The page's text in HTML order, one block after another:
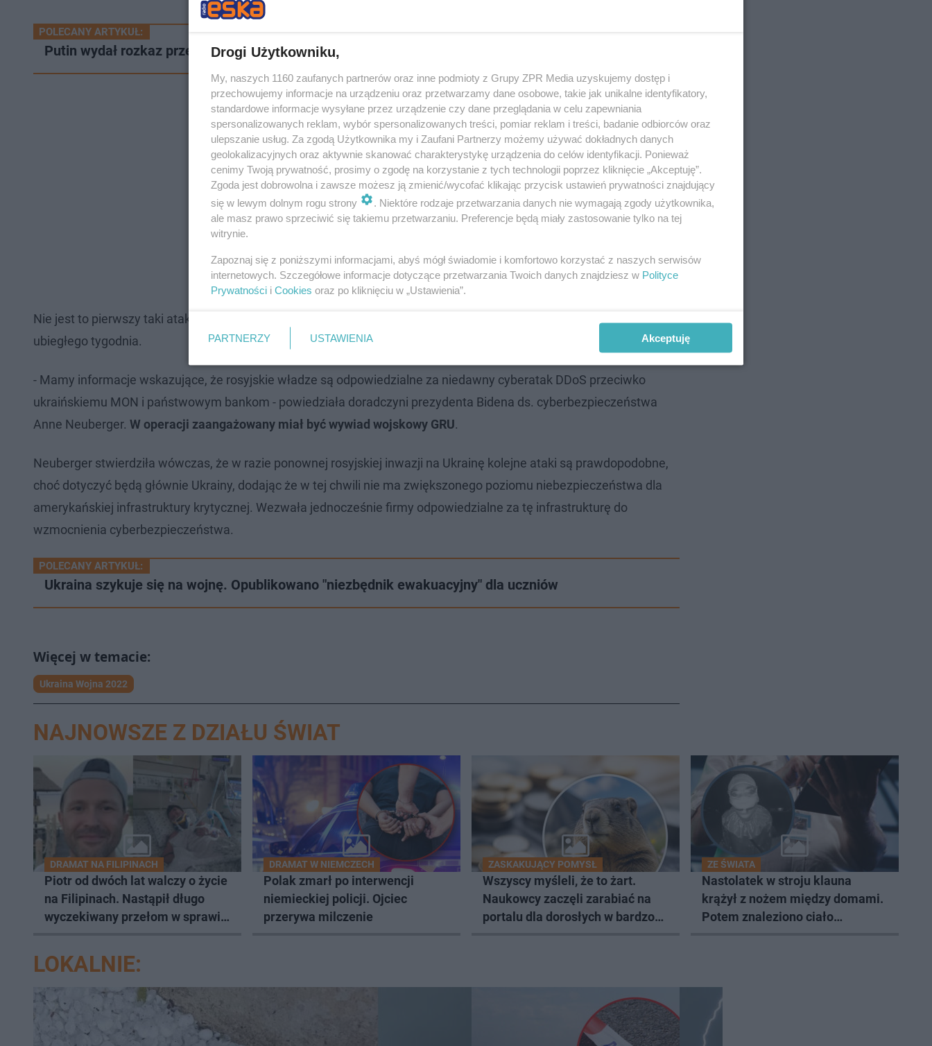
POLECANY ARTYKUŁ:
Putin wydał rozkaz przeprowadzenia operacji militarnej. Pod Kijowem słychać str…
Nie jest to pierwszy taki atak w ciągu ostatnich dni. Zmasowany cyberatak przeprowadzony został pod koniec
ubiegłego tygodnia.
- Mamy informacje wskazujące, że rosyjskie władze są odpowiedzialne za niedawny cyberatak DDoS przeciwko
ukraińskiemu MON i państwowym bankom - powiedziała doradczyni prezydenta Bidena ds. cyberbezpieczeństwa
Anne Neuberger. W operacji zaangażowany miał być wywiad wojskowy GRU.
Neuberger stwierdziła wówczas, że w razie ponownej rosyjskiej inwazji na Ukrainę kolejne ataki są prawdopodobne,
choć dotyczyć będą głównie Ukrainy, dodając że w tej chwili nie ma zwiększonego poziomu niebezpieczeństwa dla
amerykańskiej infrastruktury krytycznej. Wezwała jednocześnie firmy odpowiedzialne za tę infrastrukturę do
wzmocnienia cyberbezpieczeństwa.
POLECANY ARTYKUŁ:
Ukraina szykuje się na wojnę. Opublikowano "niezbędnik ewakuacyjny" dla uczniów
Ukraina Wojna 2022
NAJNOWSZE Z DZIAŁU ŚWIAT
DRAMAT NA FILIPINACH
Piotr od dwóch lat walczy o życie
na Filipinach. Nastąpił długo
wyczekiwany przełom w sprawie
DRAMAT W NIEMCZECH
Polak zmarł po interwencji
niemieckiej policji. Ojciec
przerywa milczenie
ZASKAKUJĄCY POMYSŁ
Wszyscy myśleli, że to żart.
Naukowcy zaczęli zarabiać na
portalu dla dorosłych w bardzo
ZE ŚWIATA
Nastolatek w stroju klauna
krążył z nożem między domami.
Potem znaleziono ciało
LOKALNIE:
Drogi Użytkowniku,
My, naszych 1160 zaufanych partnerów oraz inne podmioty z Grupy ZPR Media uzyskujemy dostęp i
przechowujemy informacje na urządzeniu oraz przetwarzamy dane osobowe, takie jak unikalne identyfikatory,
standardowe informacje wysyłane przez urządzenie czy dane przeglądania w celu zapewniania
spersonalizowanych reklam, wybór spersonalizowanych treści, pomiar reklam i treści, badanie odbiorców oraz
ulepszanie usług. Za zgodą Użytkownika my i Zaufani Partnerzy możemy używać dokładnych danych
geolokalizacyjnych oraz aktywnie skanować charakterystykę urządzenia do celów identyfikacji. Ponieważ
cenimy Twoją prywatność, prosimy o zgodę na korzystanie z tych technologii poprzez kliknięcie „Akceptuję”.
Zgoda jest dobrowolna i zawsze możesz ją zmienić/wycofać klikając przycisk ustawień prywatności znajdujący
się w lewym dolnym rogu strony
. Niektóre rodzaje przetwarzania danych nie wymagają zgody użytkownika,
ale masz prawo sprzeciwić się takiemu przetwarzaniu. Preferencje będą miały zastosowanie tylko na tej
witrynie.
Zapoznaj się z poniższymi informacjami, abyś mógł świadomie i komfortowo korzystać z naszych serwisów
internetowych. Szczegółowe informacje dotyczące przetwarzania Twoich danych znajdziesz w Polityce
Prywatności i Cookies oraz po kliknięciu w „Ustawienia”.
PARTNERZY USTAWIENIA Akceptuję